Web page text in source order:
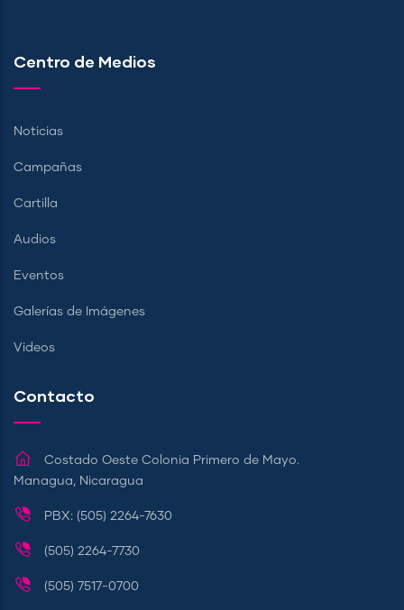
Centro de Medios
Noticias
Campañas
Cartilla
Audios
Eventos
Galerías de Imágenes
Videos
Contacto
Costado Oeste Colonia Primero de Mayo.
Managua, Nicaragua
PBX: (505) 2264-7630
(505) 2264-7730
(505) 7517-0700